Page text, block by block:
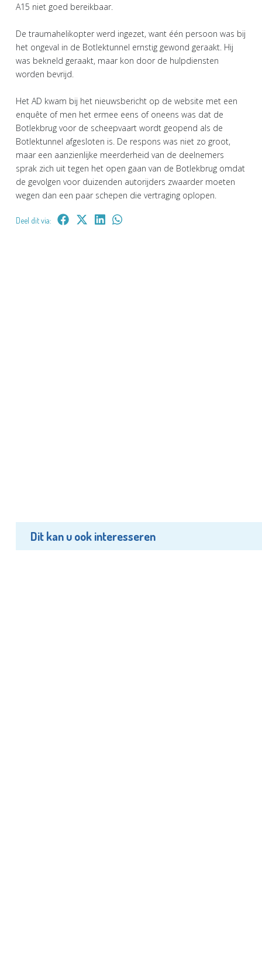
A15 niet goed bereikbaar.
De traumahelikopter werd ingezet, want één persoon was bij
het ongeval in de Botlektunnel ernstig gewond geraakt. Hij
was bekneld geraakt, maar kon door de hulpdiensten
worden bevrijd.
Het AD kwam bij het nieuwsbericht op de website met een
enquête of men het ermee eens of oneens was dat de
Botlekbrug voor de scheepvaart wordt geopend als de
Botlektunnel afgesloten is. De respons was niet zo groot,
maar een aanzienlijke meerderheid van de deelnemers
sprak zich uit tegen het open gaan van de Botlekbrug omdat
de gevolgen voor duizenden autorijders zwaarder moeten
wegen dan een paar schepen die vertraging oplopen.
Deel dit via:
Dit kan u ook interesseren